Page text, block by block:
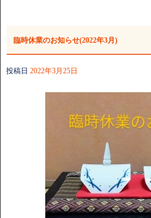
臨時休業のお知らせ(2022年3月)
投稿日 2022年3月25日